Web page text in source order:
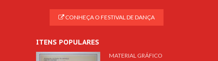
CONHEÇA O FESTIVAL DE DANÇA
ITENS POPULARES
MATERIAL GRÁFICO